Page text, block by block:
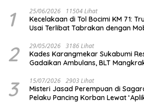
1 25/06/2026 11504 Lihat
Kecelakaan di Tol Bocimi KM 71:
Usai Terlibat Tabrakan dengan
2 29/05/2026 3186 Lihat
Kades Karangmekar Sukabumi
Gadaikan Ambulans, BLT
3 15/07/2026 2903 Lihat
Misteri Jasad Perempuan di
Pelaku Pancing Korban Lewat